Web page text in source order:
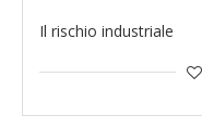
Il rischio industriale